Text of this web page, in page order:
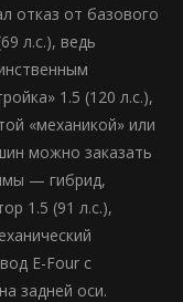
отказ от базового
л.с.), ведь
1.5 (120 л.с.),
«механикой» или
можно заказать
— гибрид,
1.5 (91 л.с.),
E-Four с
задней оси.